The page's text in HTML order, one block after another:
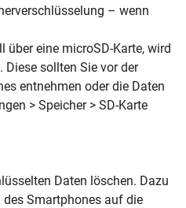
– wenn
über eine microSD-Karte, wird
sollten Sie vor der
entnehmen oder die Daten
> Speicher > SD-Karte
Daten löschen. Dazu
Smartphones auf die